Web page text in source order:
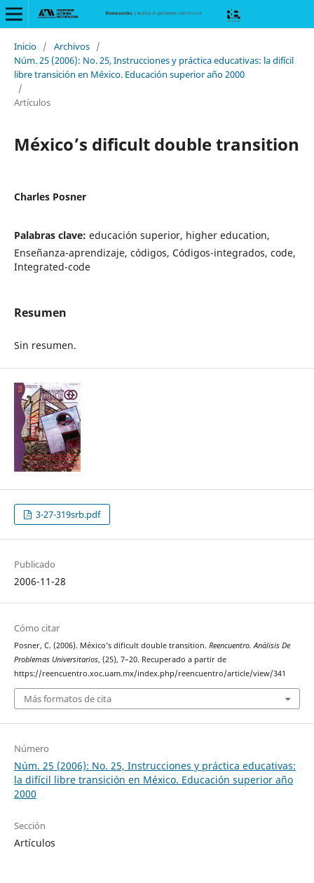
Inicio / Archivos /
Núm. 25 (2006): No. 25, Instrucciones y práctica educativas: la difícil
libre transición en México. Educación superior año 2000
/
Artículos
México’s dificult double transition
Charles Posner
Palabras clave: educación superior, higher education,
Enseñanza-aprendizaje, códigos, Códigos-integrados, code,
Integrated-code
Resumen
Sin resumen.
3-27-319srb.pdf
Publicado
2006-11-28
Cómo citar
Posner, C. (2006). México’s dificult double transition. Reencuentro. Análisis De
Problemas Universitarios, (25), 7–20. Recuperado a partir de
https://reencuentro.xoc.uam.mx/index.php/reencuentro/article/view/341
Más formatos de cita
Número
Núm. 25 (2006): No. 25, Instrucciones y práctica educativas:
la difícil libre transición en México. Educación superior año
2000
Sección
Artículos